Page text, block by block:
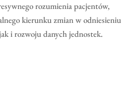
rozumienia pacjentów,
kierunku zmian w odniesieniu
i rozwoju danych jednostek.